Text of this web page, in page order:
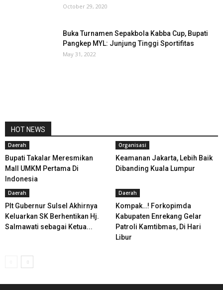
October 29, 2020
Buka Turnamen Sepakbola Kabba Cup, Bupati
Pangkep MYL: Junjung Tinggi Sportifitas
May 31, 2022
HOT NEWS
Daerah
Bupati Takalar Meresmikan
Mall UMKM Pertama Di
Indonesia
Organisasi
Keamanan Jakarta, Lebih Baik
Dibanding Kuala Lumpur
Daerah
Plt Gubernur Sulsel Akhirnya
Keluarkan SK Berhentikan Hj.
Salmawati sebagai Ketua...
Daerah
Kompak…! Forkopimda
Kabupaten Enrekang Gelar
Patroli Kamtibmas, Di Hari
Libur